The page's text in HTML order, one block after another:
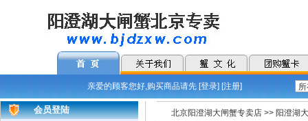
亲爱的顾客您好,购买商品请先 [登录] [注册]
会员登陆 北京阳澄湖大闸蟹专卖店 >> 阳澄湖